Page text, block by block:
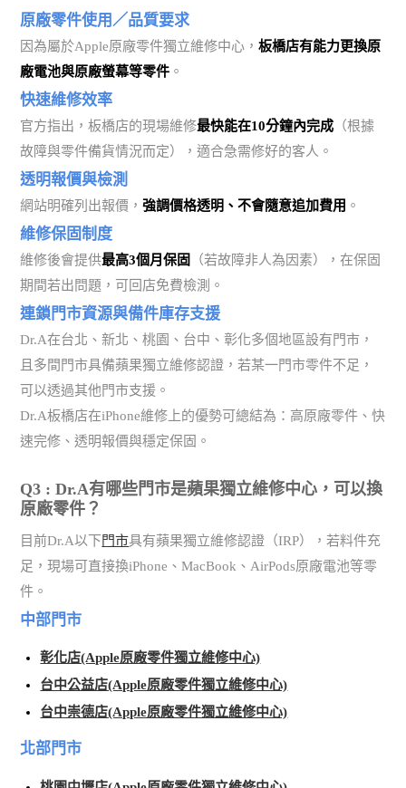
原廠零件使用／品質要求
因為屬於Apple原廠零件獨立維修中心，板橋店有能力更換原
廠電池與原廠螢幕等零件 。
快速維修效率
官方指出，板橋店的現場維修最快能在10分鐘內完成 （根據
故障與零件備貨情況而定），適合急需修好的客人。
透明報價與檢測
網站明確列出報價，強調價格透明、不會隨意追加費用 。
維修保固制度
維修後會提供最高3個月保固
（若故障非人為因素），在保固
期間若出問題，可回店免費檢測。
連鎖門市資源與備件庫存支援
Dr.A在台北、新北、桃園、台中、彰化多個地區設有門市，
且多間門市具備蘋果獨立維修認證，若某一門市零件不足，
可以透過其他門市支援。
Dr.A板橋店在iPhone維修上的優勢可總結為：高原廠零件、快
速完修、透明報價與穩定保固。
Q3 : Dr.A有哪些門市是蘋果獨立維修中心，可以換
原廠零件？
目前Dr.A以下 門市具有蘋果獨立維修認證（IRP），若料件充
足，現場可直接換iPhone、MacBook、AirPods原廠電池等零
件。
中部門市
彰化店(Apple原廠零件獨立維修中心)
台中公益店(Apple原廠零件獨立維修中心)
台中崇德店(Apple原廠零件獨立維修中心)
北部門市